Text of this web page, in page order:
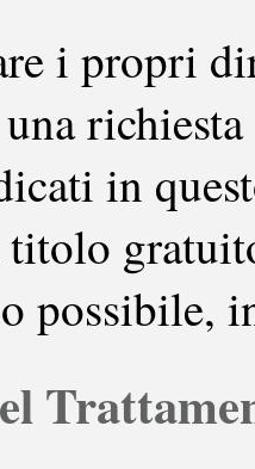
i propri
in
titolo
possibile,